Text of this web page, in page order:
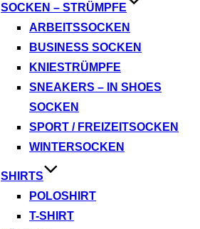
SOCKEN – STRÜMPFE
ARBEITSSOCKEN
BUSINESS SOCKEN
KNIESTRÜMPFE
SNEAKERS – IN SHOES
SOCKEN
SPORT / FREIZEITSOCKEN
WINTERSOCKEN
SHIRTS
POLOSHIRT
T-SHIRT